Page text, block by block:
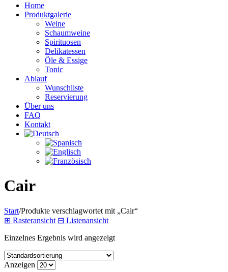
Home
Produktgalerie
Weine
Schaumweine
Spirituosen
Delikatessen
Öle & Essige
Tonic
Ablauf
Wunschliste
Reservierung
Über uns
FAQ
Kontakt
Cair
Start/Produkte verschlagwortet mit „Cair“
⊞ Rasteransicht ⊟ Listenansicht
Einzelnes Ergebnis wird angezeigt
Anzeigen